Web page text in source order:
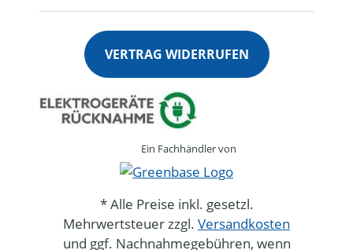
VERTRAG WIDERRUFEN
Ein Fachhändler von
* Alle Preise inkl. gesetzl.
Mehrwertsteuer zzgl. Versandkosten
und ggf. Nachnahmegebühren, wenn